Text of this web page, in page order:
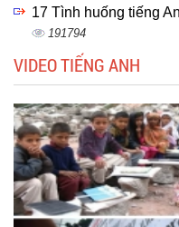
17 Tình huống tiếng
191794
VIDEO TIẾNG ANH